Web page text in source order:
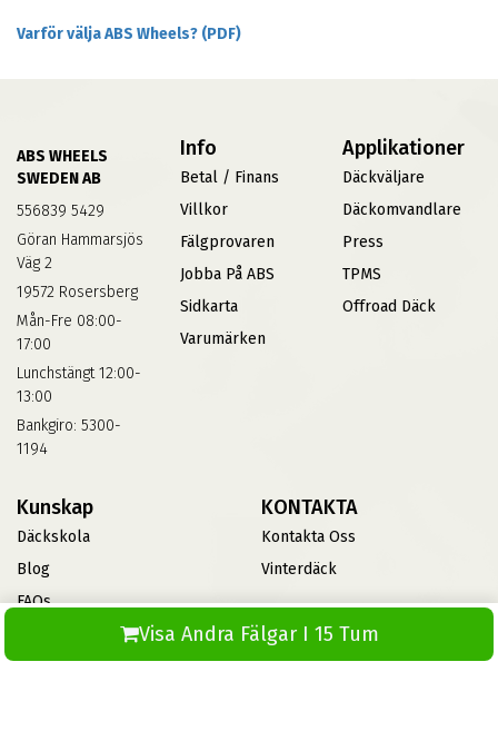
Visa Andra Fälgar I 15 Tum
Varför välja ABS Wheels? (PDF)
ABS WHEELS
SWEDEN AB
556839 5429
Göran Hammarsjös
Väg 2
19572 Rosersberg
Mån-Fre 08:00-
17:00
Lunchstängt 12:00-
13:00
Bankgiro: 5300-
1194
Info
Betal / Finans
Villkor
Fälgprovaren
Jobba På ABS
Sidkarta
Varumärken
Applikationer
Däckväljare
Däckomvandlare
Press
TPMS
Offroad Däck
Kunskap
Däckskola
Blog
FAQs
Informationsbank Av Däck
Och Fälgar
KONTAKTA
Kontakta Oss
Vinterdäck